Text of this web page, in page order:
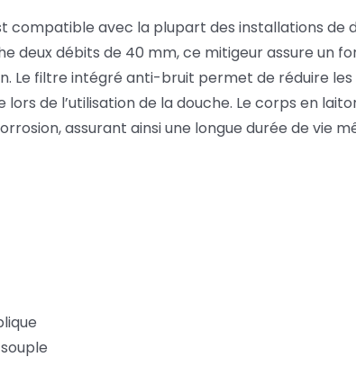
compatible avec la plupart des installations
deux débits de 40 mm, ce mitigeur assure un
Le filtre intégré anti-bruit permet de réduire les
de l’utilisation de la douche. Le corps en
assurant ainsi une longue durée de vie